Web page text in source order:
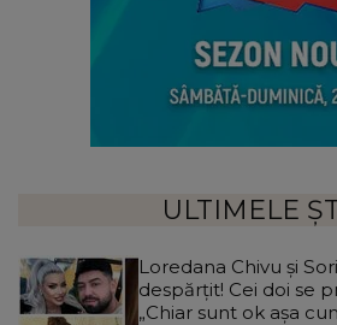
ULTIMELE
Loredana Chivu și
despărțit! Cei doi se
„Chiar sunt ok așa